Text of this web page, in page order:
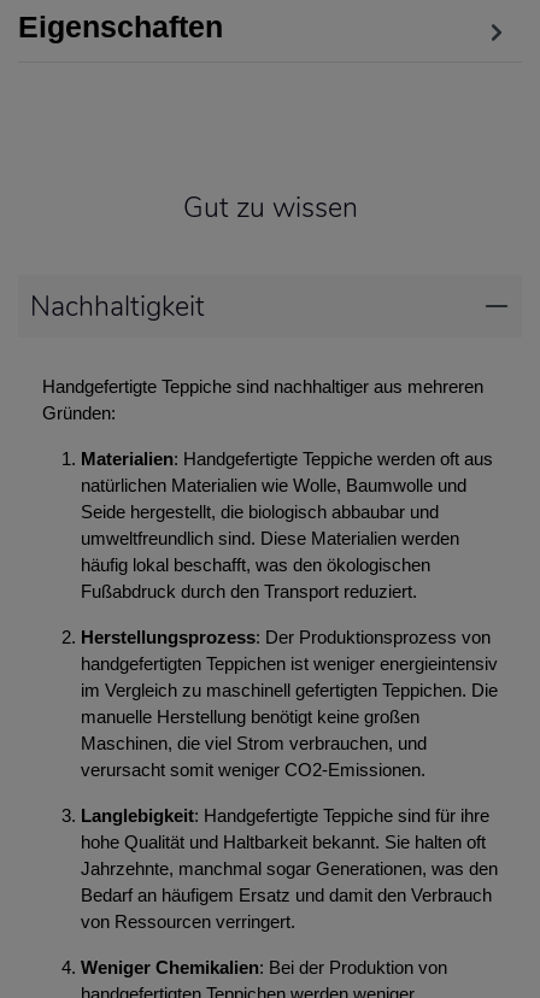
Eigenschaften
Gut zu wissen
Nachhaltigkeit
Handgefertigte Teppiche sind nachhaltiger aus mehreren
Gründen:
Materialien: Handgefertigte Teppiche werden oft aus
natürlichen Materialien wie Wolle, Baumwolle und
Seide hergestellt, die biologisch abbaubar und
umweltfreundlich sind. Diese Materialien werden
häufig lokal beschafft, was den ökologischen
Fußabdruck durch den Transport reduziert.
Herstellungsprozess: Der Produktionsprozess von
handgefertigten Teppichen ist weniger energieintensiv
im Vergleich zu maschinell gefertigten Teppichen. Die
manuelle Herstellung benötigt keine großen
Maschinen, die viel Strom verbrauchen, und
verursacht somit weniger CO2-Emissionen.
Langlebigkeit: Handgefertigte Teppiche sind für ihre
hohe Qualität und Haltbarkeit bekannt. Sie halten oft
Jahrzehnte, manchmal sogar Generationen, was den
Bedarf an häufigem Ersatz und damit den Verbrauch
von Ressourcen verringert.
Weniger Chemikalien: Bei der Produktion von